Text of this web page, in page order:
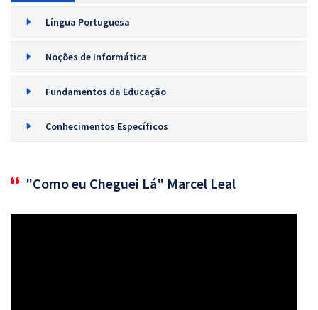
Língua Portuguesa
Noções de Informática
Fundamentos da Educação
Conhecimentos Específicos
"Como eu Cheguei Lá" Marcel Leal